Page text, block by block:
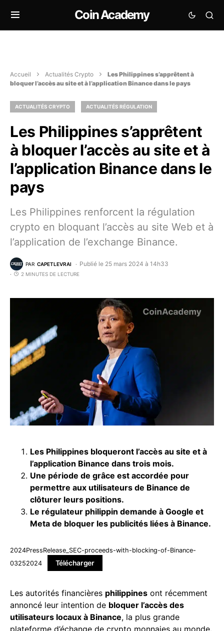
Coin Academy
Accueil Actualités Crypto
Les Philippines s’apprêtent à
bloquer l’accès au site et à l’application Binance dans le pays
ACTUALITÉS CRYPTO ACTUALITÉS RÉGULATION
Les Philippines s’apprêtent
à bloquer l’accès au site et à
l’application Binance dans le
pays
Les Philippines renforcent la régulation
crypto en bloquant l’accès au site Web et à
l’application de l’exchange Binance.
PAR CAPETLEVRAI Publié le 25 mars 2024 à 14h33
2 MINUTES DE LECTURE
Les Philippines bloqueront l’accès au site et à
l’application Binance dans trois mois.
Une période de grâce est accordée pour
permettre aux utilisateurs de Binance de
clôturer leurs positions.
Le régulateur philippin demande à Google et
Meta de bloquer les publicités liées à Binance.
2024PressRelease_SEC-proceeds-with-blocking-of-Binance-
03252024
Télécharger
Les autorités financières philippines ont récemment
annoncé leur intention de bloquer l’accès des
utilisateurs locaux à Binance, la plus grande
plateforme d’échange de crypto monnaies au monde.